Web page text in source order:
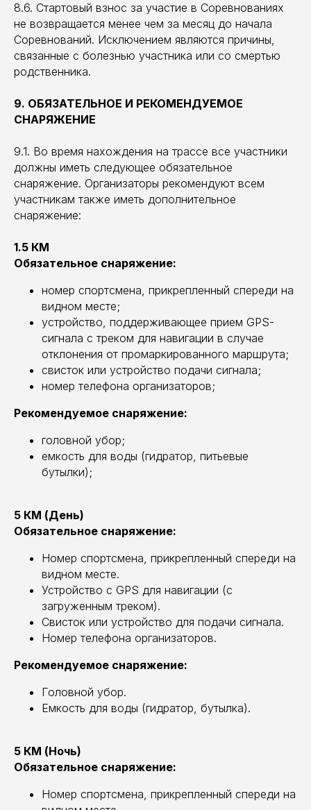
8.6. Стартовый взнос за участие в Соревнованиях
не возвращается менее чем за месяц до начала
Соревнований. Исключением являются причины,
связанные с болезнью участника или со смертью
родственника.
9. ОБЯЗАТЕЛЬНОЕ И РЕКОМЕНДУЕМОЕ
СНАРЯЖЕНИЕ
9.1. Во время нахождения на трассе все участники
должны иметь следующее обязательное
снаряжение. Организаторы рекомендуют всем
участникам также иметь дополнительное
снаряжение:
1.5 КМ
Обязательное снаряжение:
номер спортсмена, прикрепленный спереди на
видном месте;
устройство, поддерживающее прием GPS-
сигнала с треком для навигации в случае
отклонения от промаркированного маршрута;
свисток или устройство подачи сигнала;
номер телефона организаторов;
Рекомендуемое снаряжение:
головной убор;
емкость для воды (гидратор, питьевые
бутылки);
5 КМ (День)
Обязательное снаряжение:
Номер спортсмена, прикрепленный спереди на
видном месте.
Устройство с GPS для навигации (с
загруженным треком).
Свисток или устройство для подачи сигнала.
Номер телефона организаторов.
Рекомендуемое снаряжение:
Головной убор.
Емкость для воды (гидратор, бутылка).
5 КМ (Ночь)
Обязательное снаряжение:
Номер спортсмена, прикрепленный спереди на